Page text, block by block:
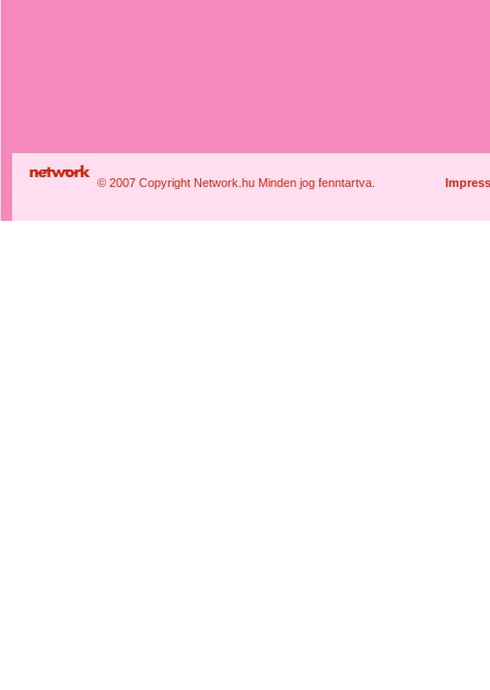
© 2007 Copyright Network.hu Minden jog fenntartva.